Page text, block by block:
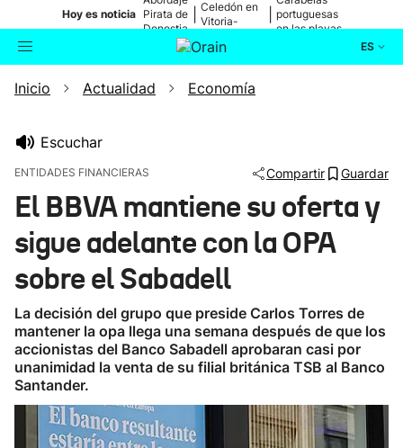
Hoy es noticia Pirata de
Donostia
Celedón en
Vitoria-
portuguesas
en las playas
ES
Buscador Actualidad
Ikusmiran
Eguraldia
Inicio Actualidad Economía
Escuchar
ENTIDADES FINANCIERAS Compartir Guardar
El BBVA mantiene su oferta y
sigue adelante con la OPA
sobre el Sabadell
La decisión del grupo que preside Carlos Torres de
mantener la opa llega una semana después de que los
accionistas del Banco Sabadell aprobaran casi por
unanimidad la venta de su filial británica TSB al Banco
Santander.